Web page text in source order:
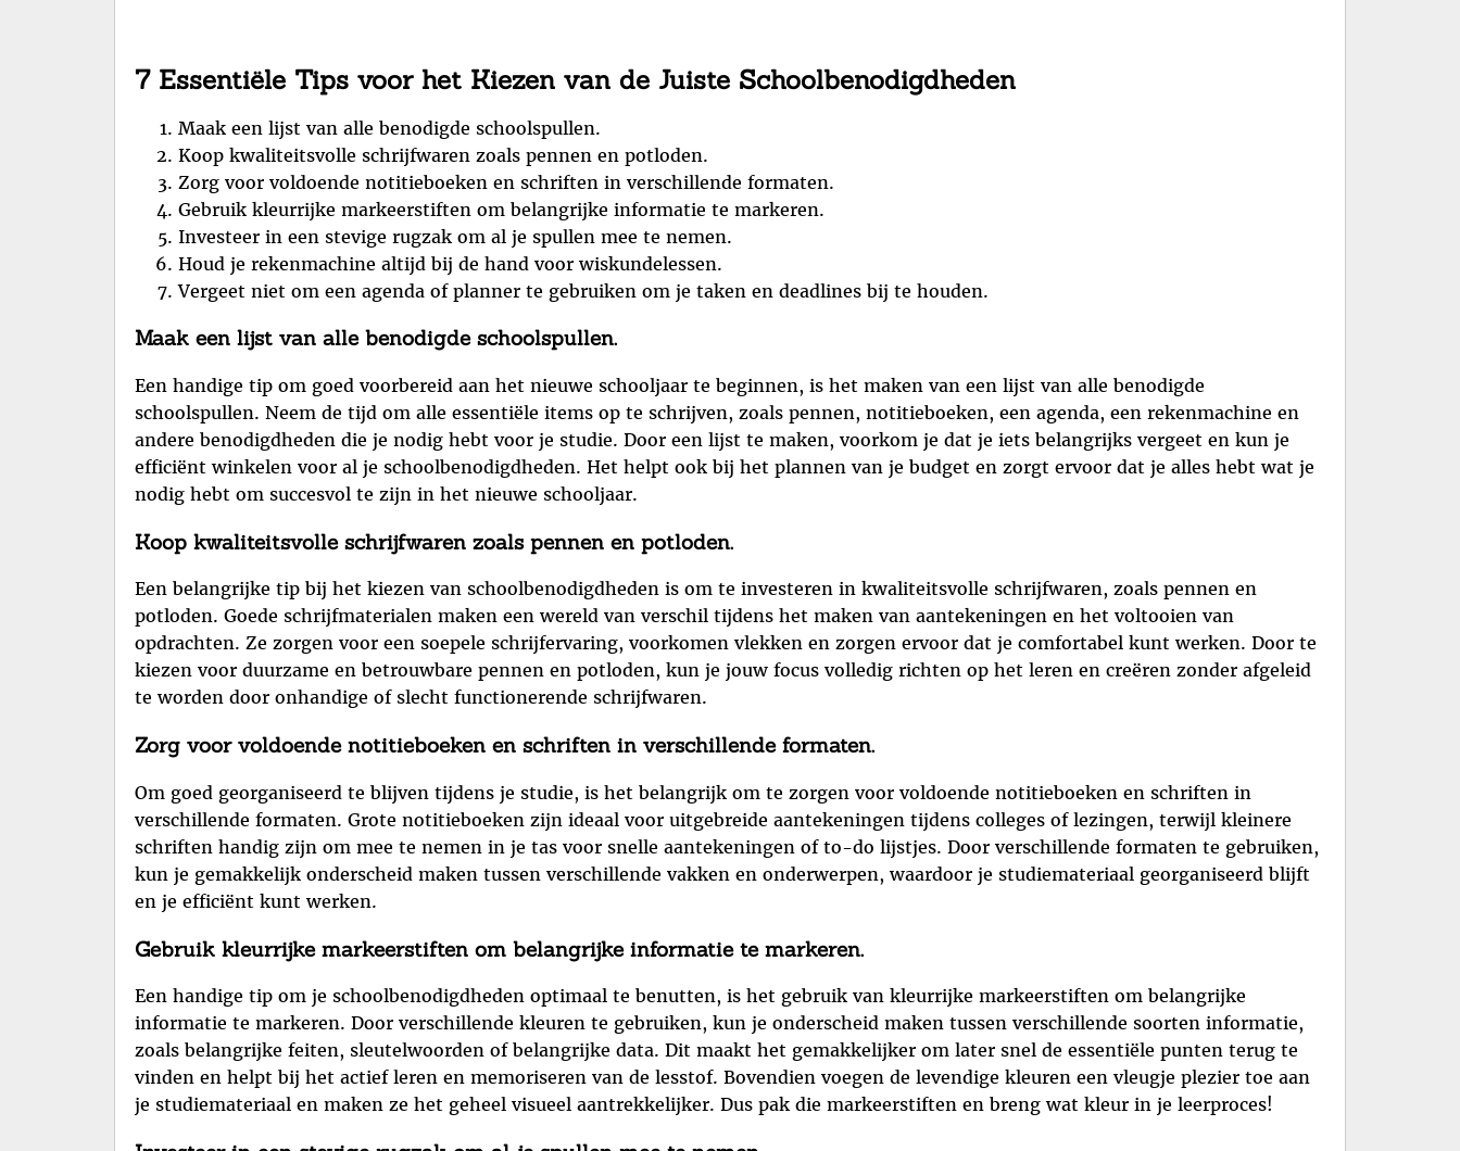
7 Essentiële Tips voor het Kiezen van de Juiste Schoolbenodigdheden
Maak een lijst van alle benodigde schoolspullen.
Koop kwaliteitsvolle schrijfwaren zoals pennen en potloden.
Zorg voor voldoende notitieboeken en schriften in verschillende formaten.
Gebruik kleurrijke markeerstiften om belangrijke informatie te markeren.
Investeer in een stevige rugzak om al je spullen mee te nemen.
Houd je rekenmachine altijd bij de hand voor wiskundelessen.
Vergeet niet om een agenda of planner te gebruiken om je taken en deadlines bij te houden.
Maak een lijst van alle benodigde schoolspullen.
Een handige tip om goed voorbereid aan het nieuwe schooljaar te beginnen, is het maken van een lijst van alle benodigde
schoolspullen. Neem de tijd om alle essentiële items op te schrijven, zoals pennen, notitieboeken, een agenda, een rekenmachine en
andere benodigdheden die je nodig hebt voor je studie. Door een lijst te maken, voorkom je dat je iets belangrijks vergeet en kun je
efficiënt winkelen voor al je schoolbenodigdheden. Het helpt ook bij het plannen van je budget en zorgt ervoor dat je alles hebt wat je
nodig hebt om succesvol te zijn in het nieuwe schooljaar.
Koop kwaliteitsvolle schrijfwaren zoals pennen en potloden.
Een belangrijke tip bij het kiezen van schoolbenodigdheden is om te investeren in kwaliteitsvolle schrijfwaren, zoals pennen en
potloden. Goede schrijfmaterialen maken een wereld van verschil tijdens het maken van aantekeningen en het voltooien van
opdrachten. Ze zorgen voor een soepele schrijfervaring, voorkomen vlekken en zorgen ervoor dat je comfortabel kunt werken. Door te
kiezen voor duurzame en betrouwbare pennen en potloden, kun je jouw focus volledig richten op het leren en creëren zonder afgeleid
te worden door onhandige of slecht functionerende schrijfwaren.
Zorg voor voldoende notitieboeken en schriften in verschillende formaten.
Om goed georganiseerd te blijven tijdens je studie, is het belangrijk om te zorgen voor voldoende notitieboeken en schriften in
verschillende formaten. Grote notitieboeken zijn ideaal voor uitgebreide aantekeningen tijdens colleges of lezingen, terwijl kleinere
schriften handig zijn om mee te nemen in je tas voor snelle aantekeningen of to-do lijstjes. Door verschillende formaten te gebruiken,
kun je gemakkelijk onderscheid maken tussen verschillende vakken en onderwerpen, waardoor je studiemateriaal georganiseerd blijft
en je efficiënt kunt werken.
Gebruik kleurrijke markeerstiften om belangrijke informatie te markeren.
Een handige tip om je schoolbenodigdheden optimaal te benutten, is het gebruik van kleurrijke markeerstiften om belangrijke
informatie te markeren. Door verschillende kleuren te gebruiken, kun je onderscheid maken tussen verschillende soorten informatie,
zoals belangrijke feiten, sleutelwoorden of belangrijke data. Dit maakt het gemakkelijker om later snel de essentiële punten terug te
vinden en helpt bij het actief leren en memoriseren van de lesstof. Bovendien voegen de levendige kleuren een vleugje plezier toe aan
je studiemateriaal en maken ze het geheel visueel aantrekkelijker. Dus pak die markeerstiften en breng wat kleur in je leerproces!